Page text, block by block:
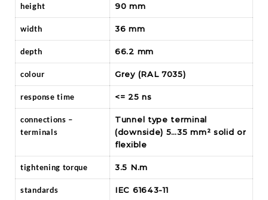
height 90 mm
width 36 mm
depth 66.2 mm
colour Grey (RAL 7035)
response time <= 25 ns
connections –
terminals
Tunnel type terminal
(downside) 5…35 mm² solid or
flexible
tightening torque 3.5 N.m
standards IEC 61643-11